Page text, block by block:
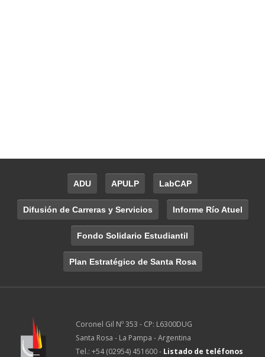
ADU APULP LabCAP
Difusión de Carreras y Servicios Informe Río Atuel
Fondo Solidario Estudiantil
Plan Estratégico de Santa Rosa
Coronel Gil Nº 353 - CP: L6300DUG
Santa Rosa - La Pampa - Argentina
Tel.: +54 (02954) 451600 - Listado de teléfonos